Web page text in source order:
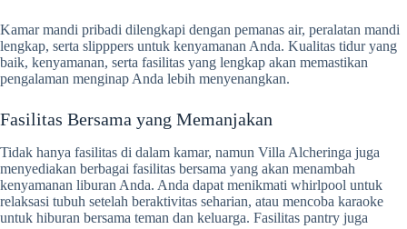
Kamar mandi pribadi dilengkapi dengan pemanas air, peralatan mandi
lengkap, serta slipppers untuk kenyamanan Anda. Kualitas tidur yang
baik, kenyamanan, serta fasilitas yang lengkap akan memastikan
pengalaman menginap Anda lebih menyenangkan.
Fasilitas Bersama yang Memanjakan
Tidak hanya fasilitas di dalam kamar, namun Villa Alcheringa juga
menyediakan berbagai fasilitas bersama yang akan menambah
kenyamanan liburan Anda. Anda dapat menikmati whirlpool untuk
relaksasi tubuh setelah beraktivitas seharian, atau mencoba karaoke
untuk hiburan bersama teman dan keluarga. Fasilitas pantry juga